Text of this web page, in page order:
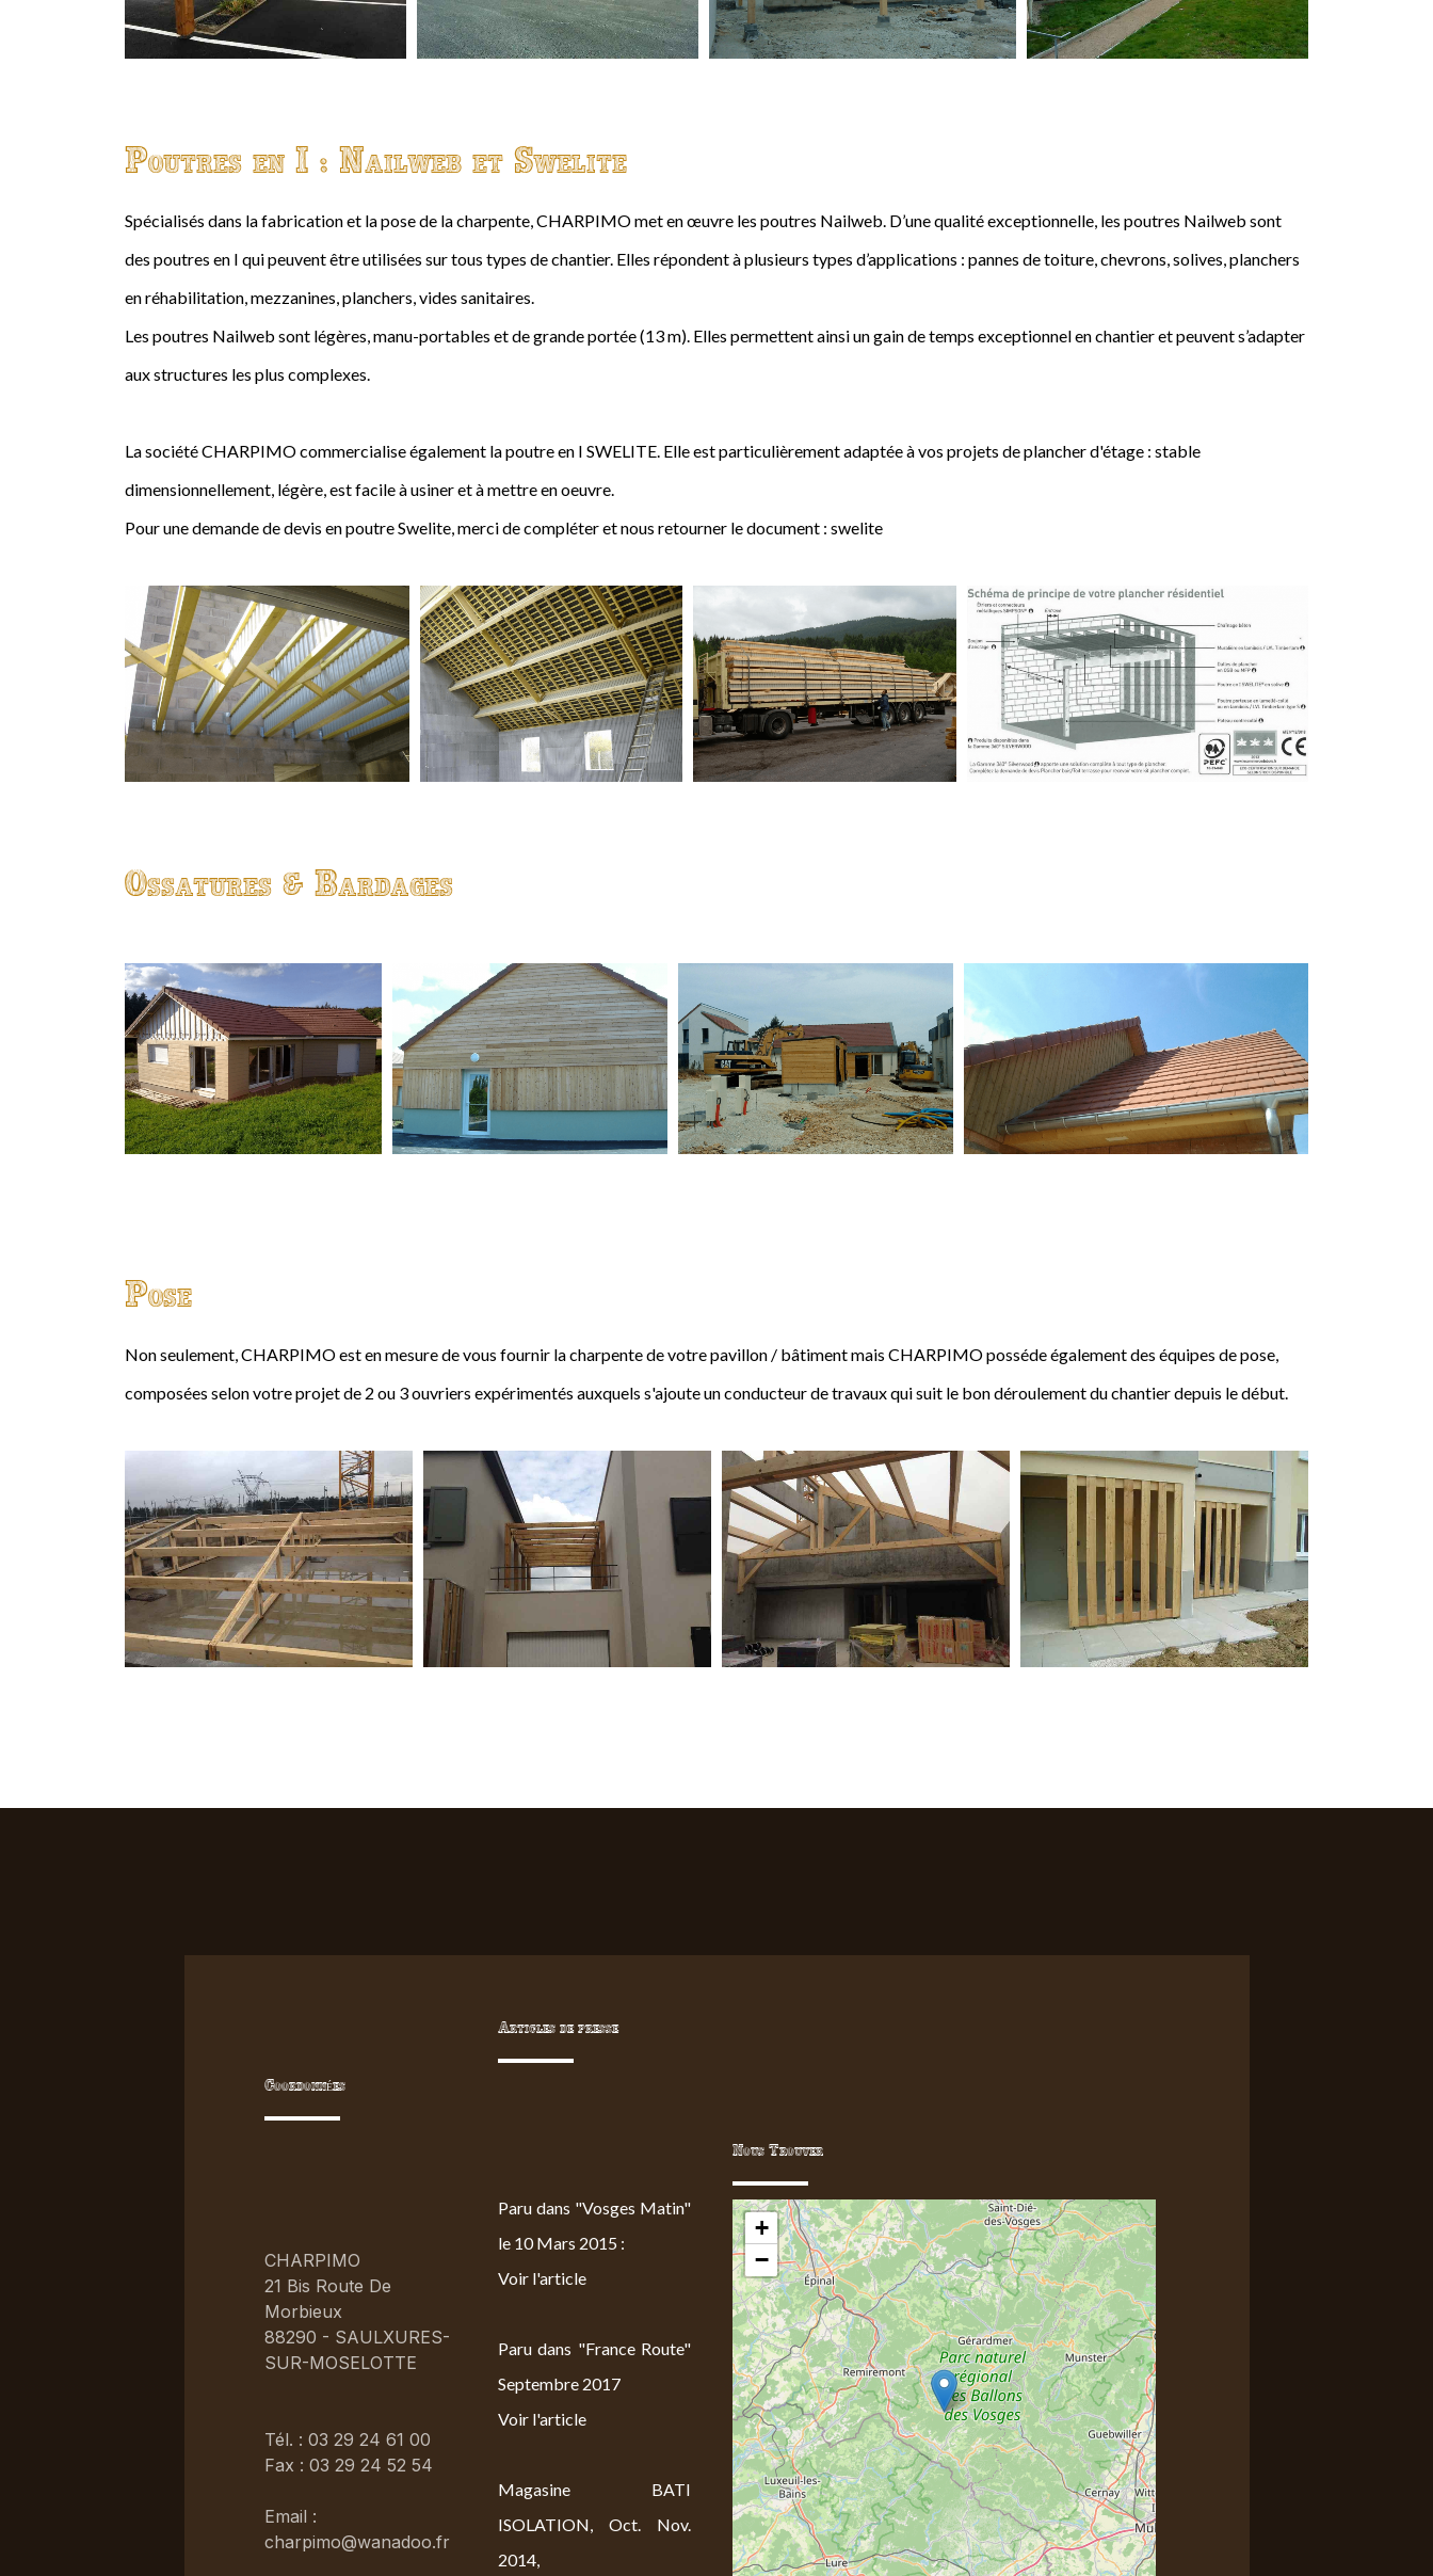
Poutres en I : Nailweb et Swelite
Spécialisés dans la fabrication et la pose de la charpente, CHARPIMO met en œuvre les poutres Nailweb. D’une qualité exceptionnelle, les poutres Nailweb sont
des poutres en I qui peuvent être utilisées sur tous types de chantier. Elles répondent à plusieurs types d’applications : pannes de toiture, chevrons, solives, planchers
en réhabilitation, mezzanines, planchers, vides sanitaires.
Les poutres Nailweb sont légères, manu-portables et de grande portée (13 m). Elles permettent ainsi un gain de temps exceptionnel en chantier et peuvent s’adapter
aux structures les plus complexes.
La société CHARPIMO commercialise également la poutre en I SWELITE. Elle est particulièrement adaptée à vos projets de plancher d'étage : stable
dimensionnellement, légère, est facile à usiner et à mettre en oeuvre.
Pour une demande de devis en poutre Swelite, merci de compléter et nous retourner le document : swelite
Ossatures & Bardages
Pose
Non seulement, CHARPIMO est en mesure de vous fournir la charpente de votre pavillon / bâtiment mais CHARPIMO posséde également des équipes de pose,
composées selon votre projet de 2 ou 3 ouvriers expérimentés auxquels s'ajoute un conducteur de travaux qui suit le bon déroulement du chantier depuis le début.
Coordonnées
CHARPIMO
21 Bis Route De
Morbieux
88290 - SAULXURES-
SUR-MOSELOTTE
Tél. : 03 29 24 61 00
Fax : 03 29 24 52 54
Email :
charpimo@wanadoo.fr
Articles de presse
Paru dans "Vosges Matin"
le 10 Mars 2015 :
Voir l'article
Paru dans "France Route"
Septembre 2017
Voir l'article
Magasine BATI
ISOLATION, Oct. Nov.
2014,
Nous Trouver
+
−